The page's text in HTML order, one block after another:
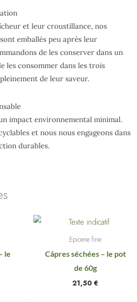
et leur croustillance, nos
emballés peu après leur
de les conserver dans un
les consommer dans les trois
de leur saveur.
impact environnemental minimal.
et nous nous engageons dans
durables.
le
Epicerie fine
Câpres séchées – le pot
de 60g
21,50 €